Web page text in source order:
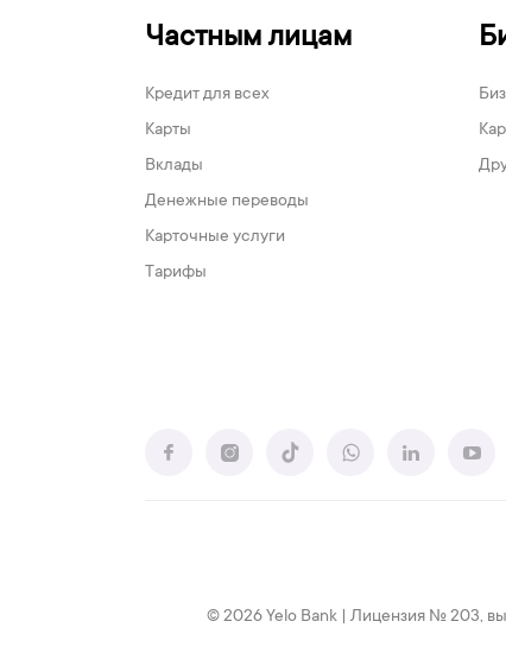
Частным лицам
Кредит для всех
Карты
Вклады
Денежные переводы
Карточные услуги
Тарифы
© 2026 Yelo Bank | Лицензия № 203,